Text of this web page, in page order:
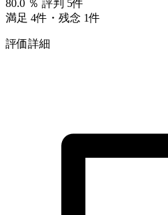
80.0 ％ 評判 5件
満足 4件・残念 1件
評価詳細